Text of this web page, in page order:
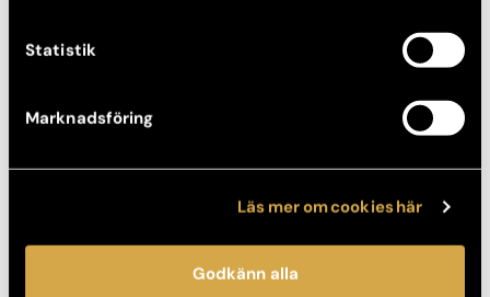
Statistik
Marknadsföring
Läs mer om cookies här
Godkänn alla
Behandlingen gör inte ont, men kan också göras med
lokalbedövning och innebär ingen konvalescens.